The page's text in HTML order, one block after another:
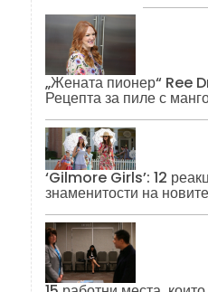
„Жената пионер“ Ree
Рецепта за пиле с
‘Gilmore Girls’: 12
знаменитости на